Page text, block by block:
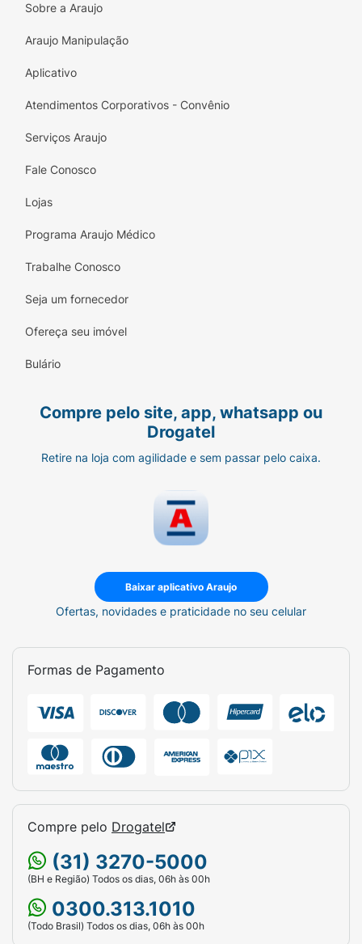
Sobre a Araujo
Araujo Manipulação
Aplicativo
Atendimentos Corporativos - Convênio
Serviços Araujo
Fale Conosco
Lojas
Programa Araujo Médico
Trabalhe Conosco
Seja um fornecedor
Ofereça seu imóvel
Bulário
Compre pelo site, app, whatsapp ou
Drogatel
Retire na loja com agilidade e sem passar pelo caixa.
Baixar aplicativo Araujo
Ofertas, novidades e praticidade no seu celular
Formas de Pagamento
Compre pelo Drogatel
(31) 3270-5000
(BH e Região) Todos os dias, 06h às 00h
0300.313.1010
(Todo Brasil) Todos os dias, 06h às 00h